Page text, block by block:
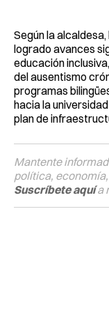
Según la
logrado avances
educación
del ausentismo
programas
hacia la
plan de
Mantente
política,
Suscríbete aquía